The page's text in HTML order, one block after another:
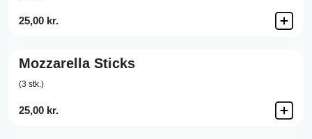
25,00 kr.
Mozzarella Sticks
(3 stk.)
25,00 kr.